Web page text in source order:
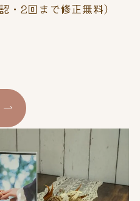
2回まで修正無料）